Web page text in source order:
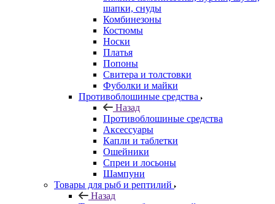
шапки, снуды
Комбинезоны
Костюмы
Носки
Платья
Попоны
Свитера и толстовки
Фуболки и майки
Противоблошиные средства
Назад
Противоблошиные средства
Аксессуары
Капли и таблетки
Ошейники
Спреи и лосьоны
Шампуни
Товары для рыб и рептилий
Назад